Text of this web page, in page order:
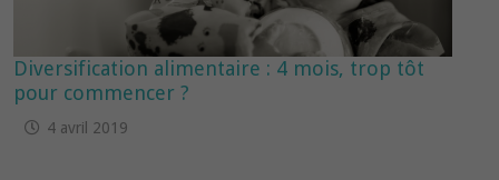
Diversification alimentaire : 4 mois, trop tôt
pour commencer ?
4 avril 2019